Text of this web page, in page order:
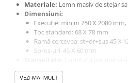
Materiale: Lemn masiv de stejar
Dimensiuni:
Execuție: minim 750 X 2080
Toc standard: 68 X 78 mm
Ramă cercevea: st+dr+sus 45 X
Spros-uri: 45 X 60 mm
Uniform
Vitraj: Tăblie din stejar sau molid
VEZI MAI MULT